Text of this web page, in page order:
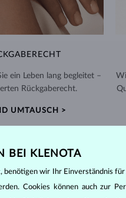
ein Leben lang begleitet –
Rückgaberecht.
UMTAUSCH >
SCHMUCK
BEI KLENOTA
wir Ihr Einverständnis für
Cookies können auch zur